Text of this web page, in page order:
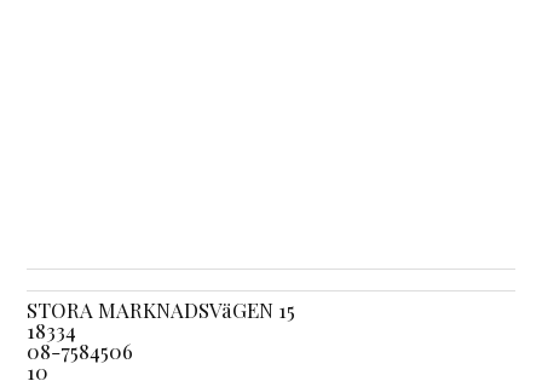
STORA MARKNADSVäGEN 15
18334
08-7584506
10